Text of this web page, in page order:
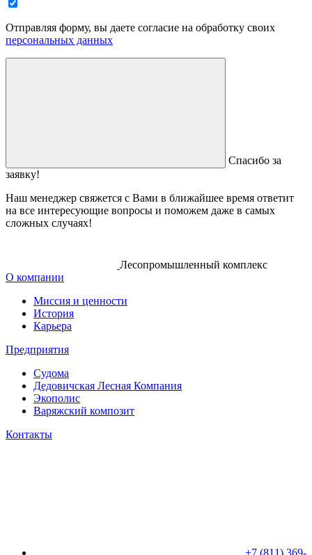
Отправляя форму, вы даете согласие на обработку своих
персональных данных
Спасибо за
заявку!
Наш менеджер свяжется с Вами в ближайшее время ответит
на все интересующие вопросы и поможем даже в самых
сложных случаях!
Лесопромышленный комплекс
О компании
Миссия и ценности
История
Карьера
Предприятия
Судома
Дедовичская Лесная Компания
Экополис
Варяжский композит
Контакты